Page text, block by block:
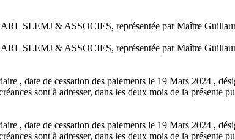
SLEMJ & ASSOCIES, représentée par Maître
SLEMJ & ASSOCIES, représentée par Maître
, date de cessation des paiements le 19 Mars 2024 ,
sont à adresser, dans les deux mois de la présente
, date de cessation des paiements le 19 Mars 2024 ,
sont à adresser, dans les deux mois de la présente